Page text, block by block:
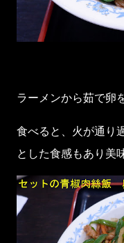
ラーメンから茹で卵
食べると、火が通り
とした食感もあり美